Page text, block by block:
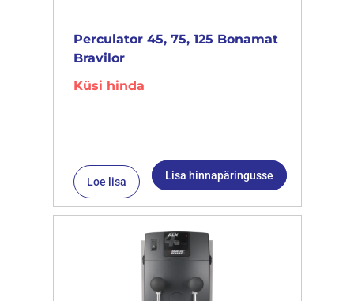
Perculator 45, 75, 125 Bonamat
Bravilor
Küsi hinda
Loe lisa Lisa hinnapäringusse